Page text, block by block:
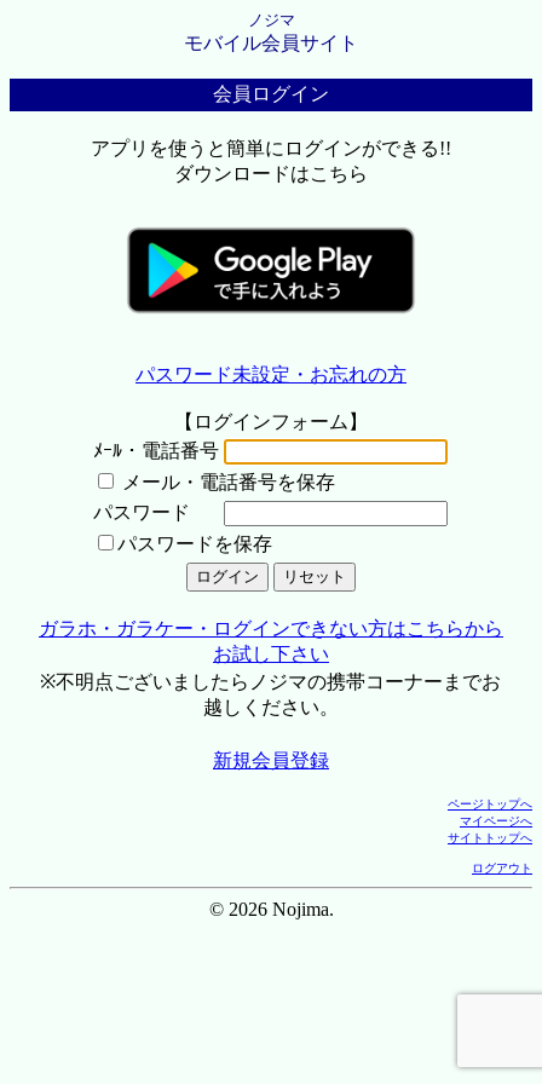
ノジマ
モバイル会員サイト
会員ログイン
アプリを使うと簡単にログインができる!!
ダウンロードはこちら
パスワード未設定・お忘れの方
【ログインフォーム】
ﾒｰﾙ・電話番号
メール・電話番号を保存
パスワード
パスワードを保存
ガラホ・ガラケー・ログインできない方はこちらから
お試し下さい
※不明点ございましたらノジマの携帯コーナーまでお
越しください。
新規会員登録
ページトップへ
マイページへ
サイトトップへ
ログアウト
© 2026 Nojima.